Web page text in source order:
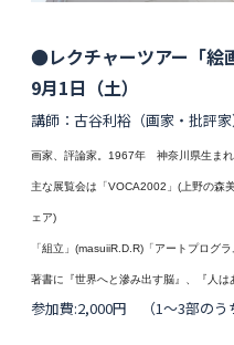
●レクチャーツアー「絵
9月1日（土）
講師：古谷利裕（画家・批評家
画家、評論家。1967年 神奈川県生まれ
主な展覧会は「VOCA2002」(上野の森
ェア)
「組立」(masuiiR.D.R)「アートプログ
著書に『世界へと滲み出す脳』、『 人は
参加費:2,000円 （1〜3部のう